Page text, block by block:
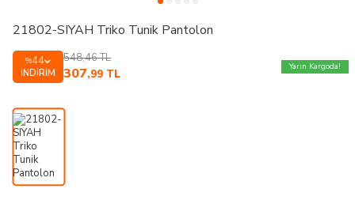
21802-SIYAH Triko Tunik Pantolon
%44
İNDIRIM
548,46TL
307,99 TL
Yarın Kargoda!